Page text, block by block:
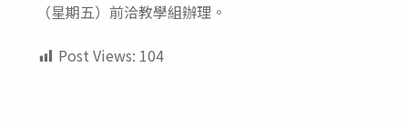
（星期五）前洽教學組辦理。
Post Views: 104